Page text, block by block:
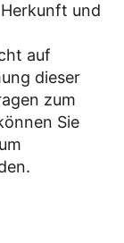
und
auf
dieser
zum
Sie